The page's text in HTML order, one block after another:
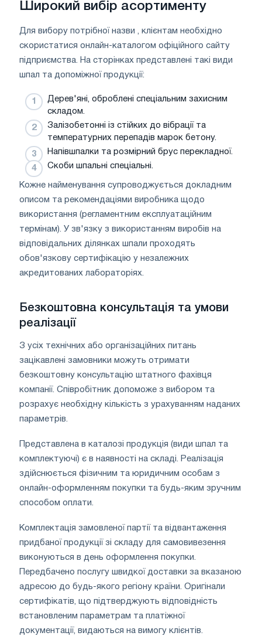
Широкий вибір асортименту
Для вибору потрібної назви , клієнтам необхідно
скористатися онлайн-каталогом офіційного сайту
підприємства. На сторінках представлені такі види
шпал та допоміжної продукції:
Дерев'яні, оброблені спеціальним захисним
складом.
Залізобетонні із стійких до вібрації та
температурних перепадів марок бетону.
Напівшпалки та розмірний брус перекладної.
Скоби шпальні спеціальні.
Кожне найменування супроводжується докладним
описом та рекомендаціями виробника щодо
використання (регламентним експлуатаційним
термінам). У зв'язку з використанням виробів на
відповідальних ділянках шпали проходять
обов'язкову сертифікацію у незалежних
акредитованих лабораторіях.
Безкоштовна консультація та умови
реалізації
З усіх технічних або організаційних питань
зацікавлені замовники можуть отримати
безкоштовну консультацію штатного фахівця
компанії. Співробітник допоможе з вибором та
розрахує необхідну кількість з урахуванням наданих
параметрів.
Представлена ​​в каталозі продукція (види шпал та
комплектуючі) є в наявності на складі. Реалізація
здійснюється фізичним та юридичним особам з
онлайн-оформленням покупки та будь-яким зручним
способом оплати.
Комплектація замовленої партії та відвантаження
придбаної продукції зі складу для самовивезення
виконуються в день оформлення покупки.
Передбачено послугу швидкої доставки за вказаною
адресою до будь-якого регіону країни. Оригінали
сертифікатів, що підтверджують відповідність
встановленим параметрам та платіжної
документації, видаються на вимогу клієнтів.